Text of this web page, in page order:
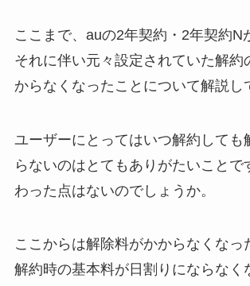
ここまで、auの2年契約・2年契約N
それに伴い元々設定されていた解約
からなくなったことについて解説し
ユーザーにとってはいつ解約しても
らないのはとてもありがたいことで
わった点はないのでしょうか。
ここからは解除料がかからなくなっ
解約時の基本料が日割りにならなく